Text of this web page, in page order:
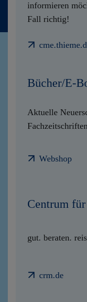
informieren
Fall richtig!
Bücher/E-
Aktuelle
Webshop
Centrum
gut. beraten.
crm.de